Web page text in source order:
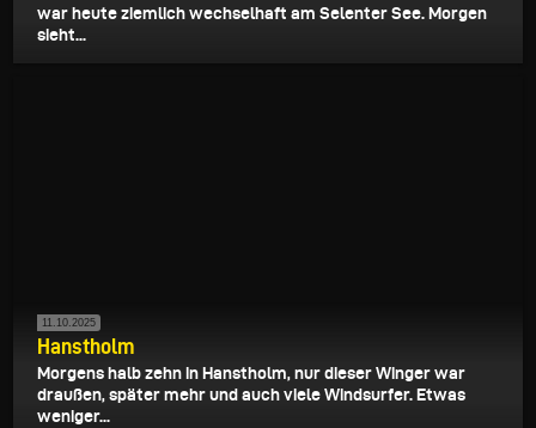
war heute ziemlich wechselhaft am Selenter See. Morgen
sieht...
11.10.2025
Hanstholm
Morgens halb zehn in Hanstholm, nur dieser Winger war
draußen, später mehr und auch viele Windsurfer. Etwas
weniger...